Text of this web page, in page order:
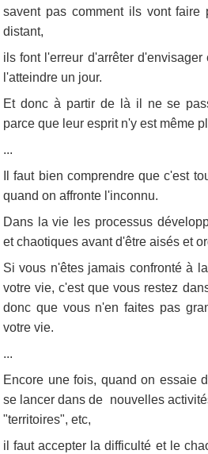
savent pas comment ils vont faire
distant,
ils font l'erreur d'arrêter
l'atteindre un jour.
Et donc à partir de là il ne se
parce que leur esprit n'y est même
...
Il faut bien comprendre que c'est
quand on affronte l'inconnu.
Dans la vie les processus
et chaotiques avant d'être aisés et
Si vous n'êtes jamais confronté à
votre vie, c'est que vous restez
donc que vous n'en faites pas
votre vie.
...
Encore une fois, quand on essaie
se lancer dans de nouvelles
"territoires", etc,
il faut accepter la difficulté et le